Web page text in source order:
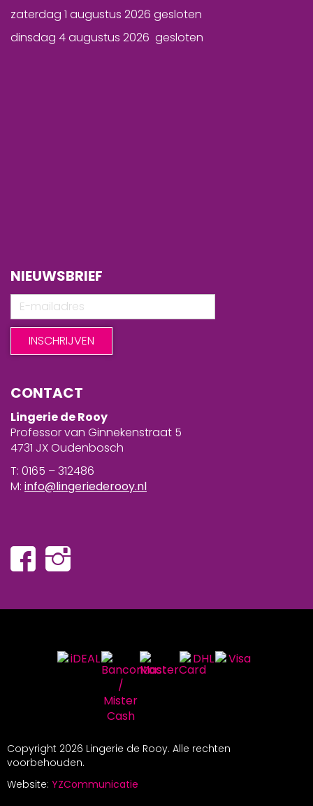
zaterdag 1 augustus 2026 gesloten
dinsdag 4 augustus 2026 gesloten
NIEUWSBRIEF
CONTACT
Lingerie de Rooy
Professor van Ginnekenstraat 5
4731 JX Oudenbosch
T: 0165 – 312486
M: info@lingeriederooy.nl
Copyright 2026 Lingerie de Rooy. Alle rechten
voorbehouden.
Website: YZCommunicatie